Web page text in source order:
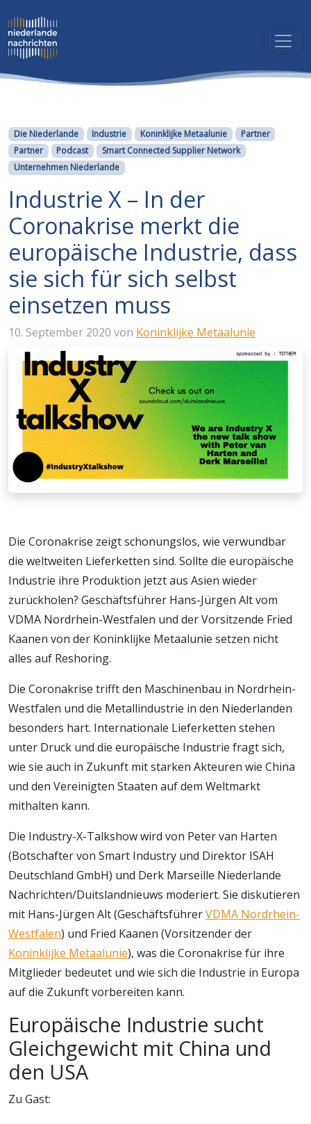
Kategorien
Die Niederlande Industrie Koninklijke Metaalunie
Partner
Partner
Podcast
Smart Connected Supplier Network
Unternehmen Niederlande
Industrie X – In der
Coronakrise merkt die
europäische Industrie, dass
sie sich für sich selbst
einsetzen muss
10. September 2020 von Koninklijke Metaalunie
Die Coronakrise zeigt schonungslos, wie verwundbar
die weltweiten Lieferketten sind. Sollte die europäische
Industrie ihre Produktion jetzt aus Asien wieder
zurückholen? Geschäftsführer Hans-Jürgen Alt vom
VDMA Nordrhein-Westfalen und der Vorsitzende Fried
Kaanen von der Koninklijke Metaalunie setzen nicht
alles auf Reshoring.
Die Coronakrise trifft den Maschinenbau in Nordrhein-
Westfalen und die Metallindustrie in den Niederlanden
besonders hart. Internationale Lieferketten stehen
unter Druck und die europäische Industrie fragt sich,
wie sie auch in Zukunft mit starken Akteuren wie China
und den Vereinigten Staaten auf dem Weltmarkt
mithalten kann.
Die Industry-X-Talkshow wird von Peter van Harten
(Botschafter von Smart Industry und Direktor ISAH
Deutschland GmbH) und Derk Marseille Niederlande
Nachrichten/Duitslandnieuws moderiert. Sie diskutieren
mit Hans-Jürgen Alt (GeschäftsführerVDMA Nordrhein-
Westfalen) und Fried Kaanen (Vorsitzender der
Koninklijke Metaalunie), was die Coronakrise für ihre
Mitglieder bedeutet und wie sich die Industrie in Europa
auf die Zukunft vorbereiten kann.
Europäische Industrie sucht
Gleichgewicht mit China und
den USA
Zu Gast: